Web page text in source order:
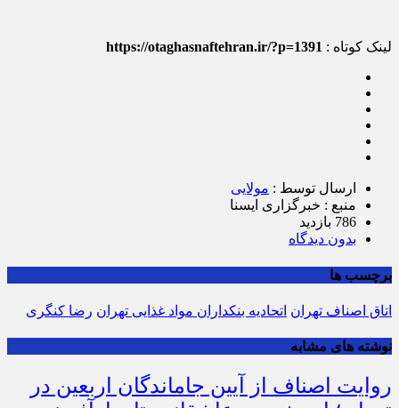
لینک کوتاه : https://otaghasnaftehran.ir/?p=1391
ارسال توسط : مولایی
منبع : خبرگزاری ایسنا
786 بازدید
بدون دیدگاه
برچسب ها
اتاق اصناف تهران اتحادیه بنکداران مواد غذایی تهران رضا کنگری
نوشته های مشابه
روایت اصناف از آیین جاماندگان اربعین در